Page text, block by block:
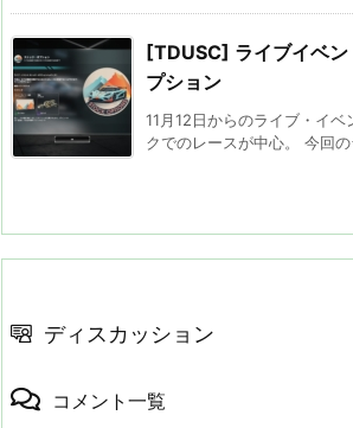
[TDUSC] ライブイベ
プション
11月12日からのライブ・イベ
クでのレースが中心。 今回
ディスカッション
コメント一覧